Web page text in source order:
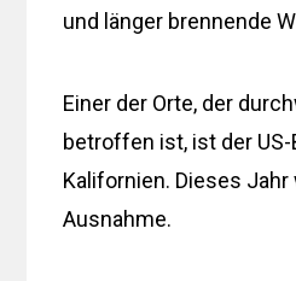
und länger brennende
Einer der Orte, der
betroffen ist, ist der
Kalifornien. Dieses Jahr
Ausnahme.